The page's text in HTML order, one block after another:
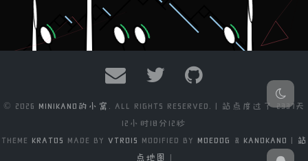
© 2026 MINIKANO的小窝 . ALL RIGHTS RESERVED. | 站点度过了2337天
12小时18分12秒
THEME KRATOS MADE BY VTROIS MODIFIED BY MOEDOG & KANOKANO | 站
点地图 |